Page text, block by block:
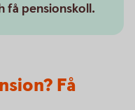
få pensionskoll.
Få